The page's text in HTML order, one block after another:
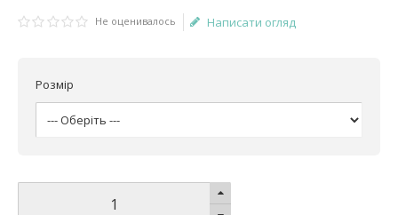
Не оценивалось Написати огляд
Розмір